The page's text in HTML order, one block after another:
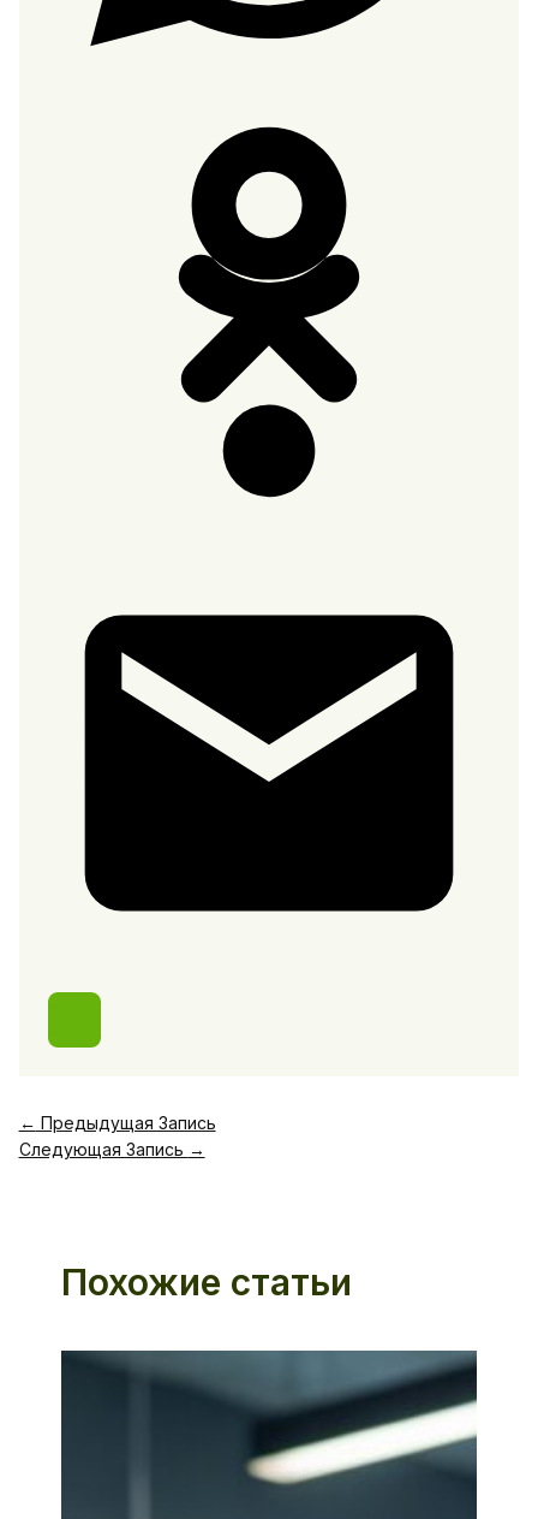
← Предыдущая Запись
Следующая Запись →
Похожие статьи